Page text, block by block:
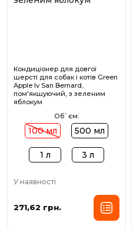
Кондиціонер для довгої
шерсті для собак і котів Green
Apple Iv San Bernard,
пом'якшуючий, з зеленим
яблокум
Об`єм:
100 мл 500 мл
1 л 3 л
У наявності
271,62 грн.